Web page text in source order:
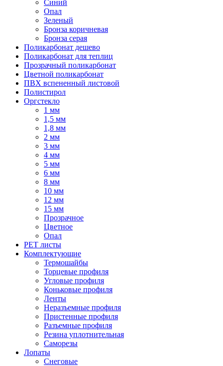
Синий
Опал
Зеленый
Бронза коричневая
Бронза серая
Поликарбонат дешево
Поликарбонат для теплиц
Прозрачный поликарбонат
Цветной поликарбонат
ПВХ вспененный листовой
Полистирол
Оргстекло
1 мм
1,5 мм
1,8 мм
2 мм
3 мм
4 мм
5 мм
6 мм
8 мм
10 мм
12 мм
15 мм
Прозрачное
Цветное
Опал
PET листы
Комплектующие
Термошайбы
Торцевые профиля
Угловые профиля
Коньковые профиля
Ленты
Неразъемные профиля
Пристенные профиля
Разъемные профиля
Резина уплотнительная
Саморезы
Лопаты
Снеговые